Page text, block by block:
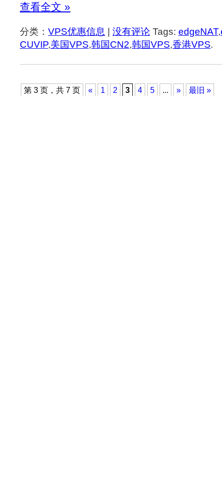
查看全文 »
分类： VPS优惠信息 | 没有评论 Tags: edgeNAT,
CUVIP,美国VPS,韩国CN2,韩国VPS,香港VPS.
第 3 页，共 7 页 « 1 2 3 4 5 » 最旧 »